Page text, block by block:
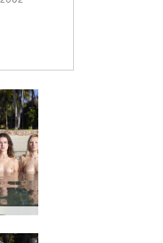
Coxy Flora Thea Zaika 4 divor #59